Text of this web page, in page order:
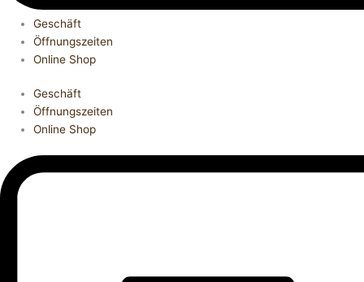
Geschäft
Öffnungszeiten
Online Shop
Geschäft
Öffnungszeiten
Online Shop